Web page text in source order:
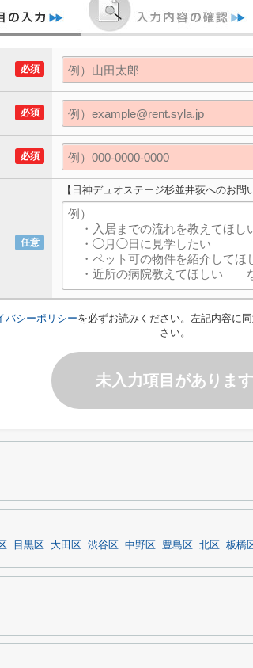
必須
必須
必須
任意
【日神デュオステージ杉並井荻へのお問
バシーポリシーを必ずお読みください。左記内容に
さい。
未入力項目があります
目黒区 大田区 渋谷区 中野区 豊島区 北区 板橋